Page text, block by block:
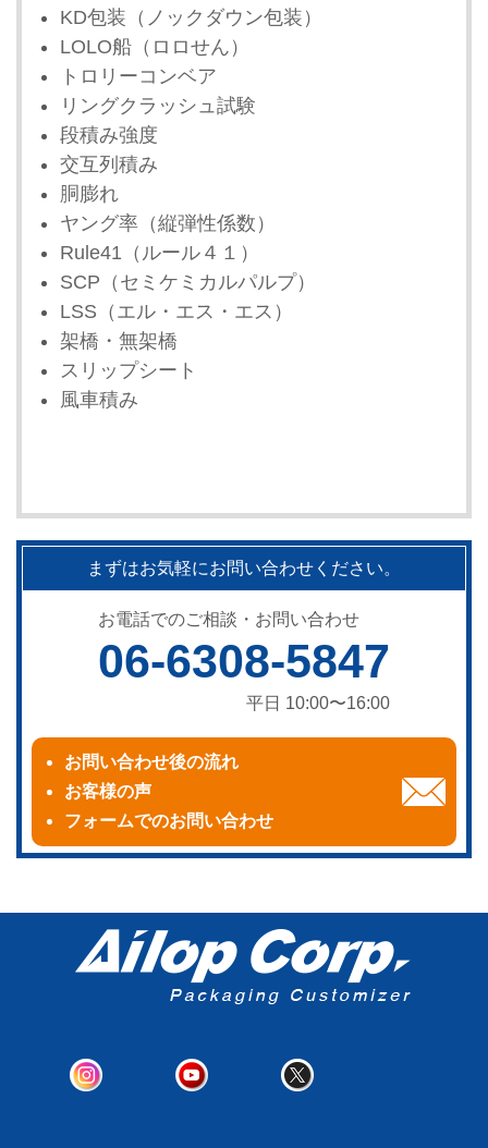
KD包装（ノックダウン包装）
LOLO船（ロロせん）
トロリーコンベア
リングクラッシュ試験
段積み強度
交互列積み
胴膨れ
ヤング率（縦弾性係数）
Rule41（ルール４１）
SCP（セミケミカルパルプ）
LSS（エル・エス・エス）
架橋・無架橋
スリップシート
風車積み
まずはお気軽にお問い合わせください。
お電話でのご相談・お問い合わせ
06-6308-5847
平日 10:00〜16:00
お問い合わせ後の流れ
お客様の声
フォームでのお問い合わせ